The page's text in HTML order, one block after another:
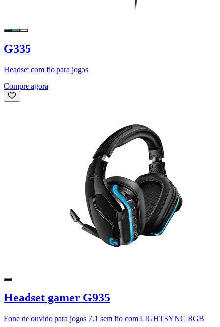
G335
Headset com fio para jogos
Compre agora
Headset gamer G935
Fone de ouvido para jogos 7.1 sem fio com LIGHTSYNC RGB